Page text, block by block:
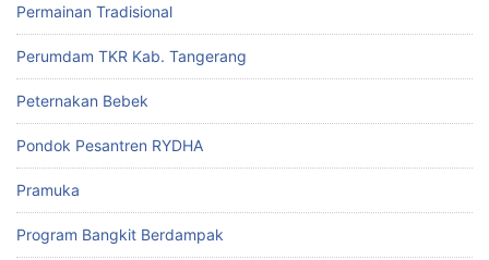
Permainan Tradisional
Perumdam TKR Kab. Tangerang
Peternakan Bebek
Pondok Pesantren RYDHA
Pramuka
Program Bangkit Berdampak